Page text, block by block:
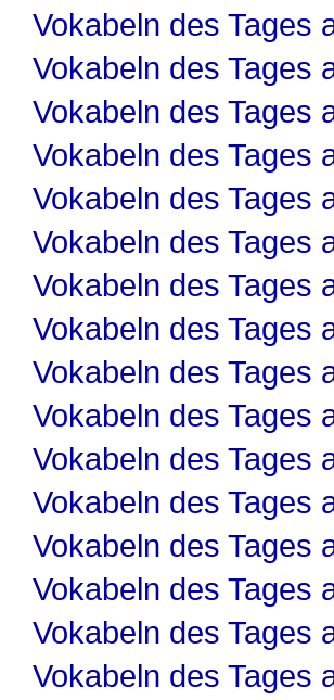
Vokabeln des Tages
Vokabeln des Tages
Vokabeln des Tages
Vokabeln des Tages
Vokabeln des Tages
Vokabeln des Tages
Vokabeln des Tages
Vokabeln des Tages
Vokabeln des Tages
Vokabeln des Tages
Vokabeln des Tages
Vokabeln des Tages
Vokabeln des Tages
Vokabeln des Tages
Vokabeln des Tages
Vokabeln des Tages